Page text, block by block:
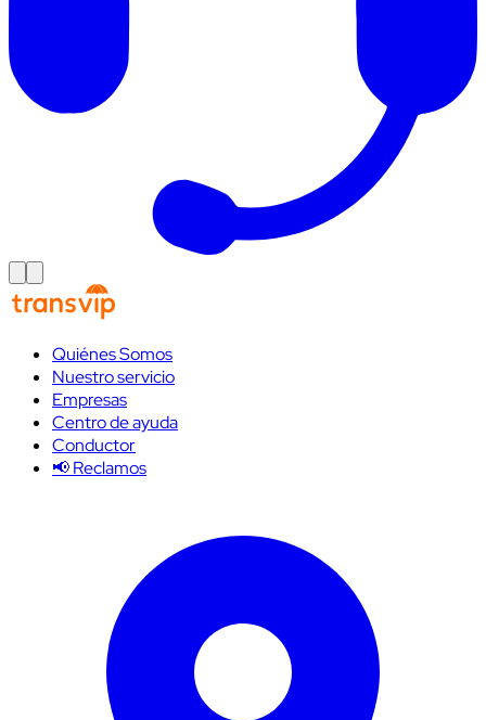
Quiénes Somos
Nuestro servicio
Empresas
Centro de ayuda
Conductor
📢 Reclamos